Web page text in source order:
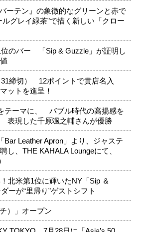
ーテン』の象徴的なグリーンと赤で
グレイ緑茶”で描く新しい「クロー
のバー 「Sip & Guzzle」が証明し
締切） 12ポイントで貴店名入
ットを進呈！
テーマに、 バブル時代の高揚感を
表現した千原颯之輔さんが優勝
Bar Leather Apron」より、ジャステ
し、THE KAHALA Loungeにて、
北米第1位に輝いたNY「Sip ＆
ーが“里帰り”ゲストシフト
）」オープン